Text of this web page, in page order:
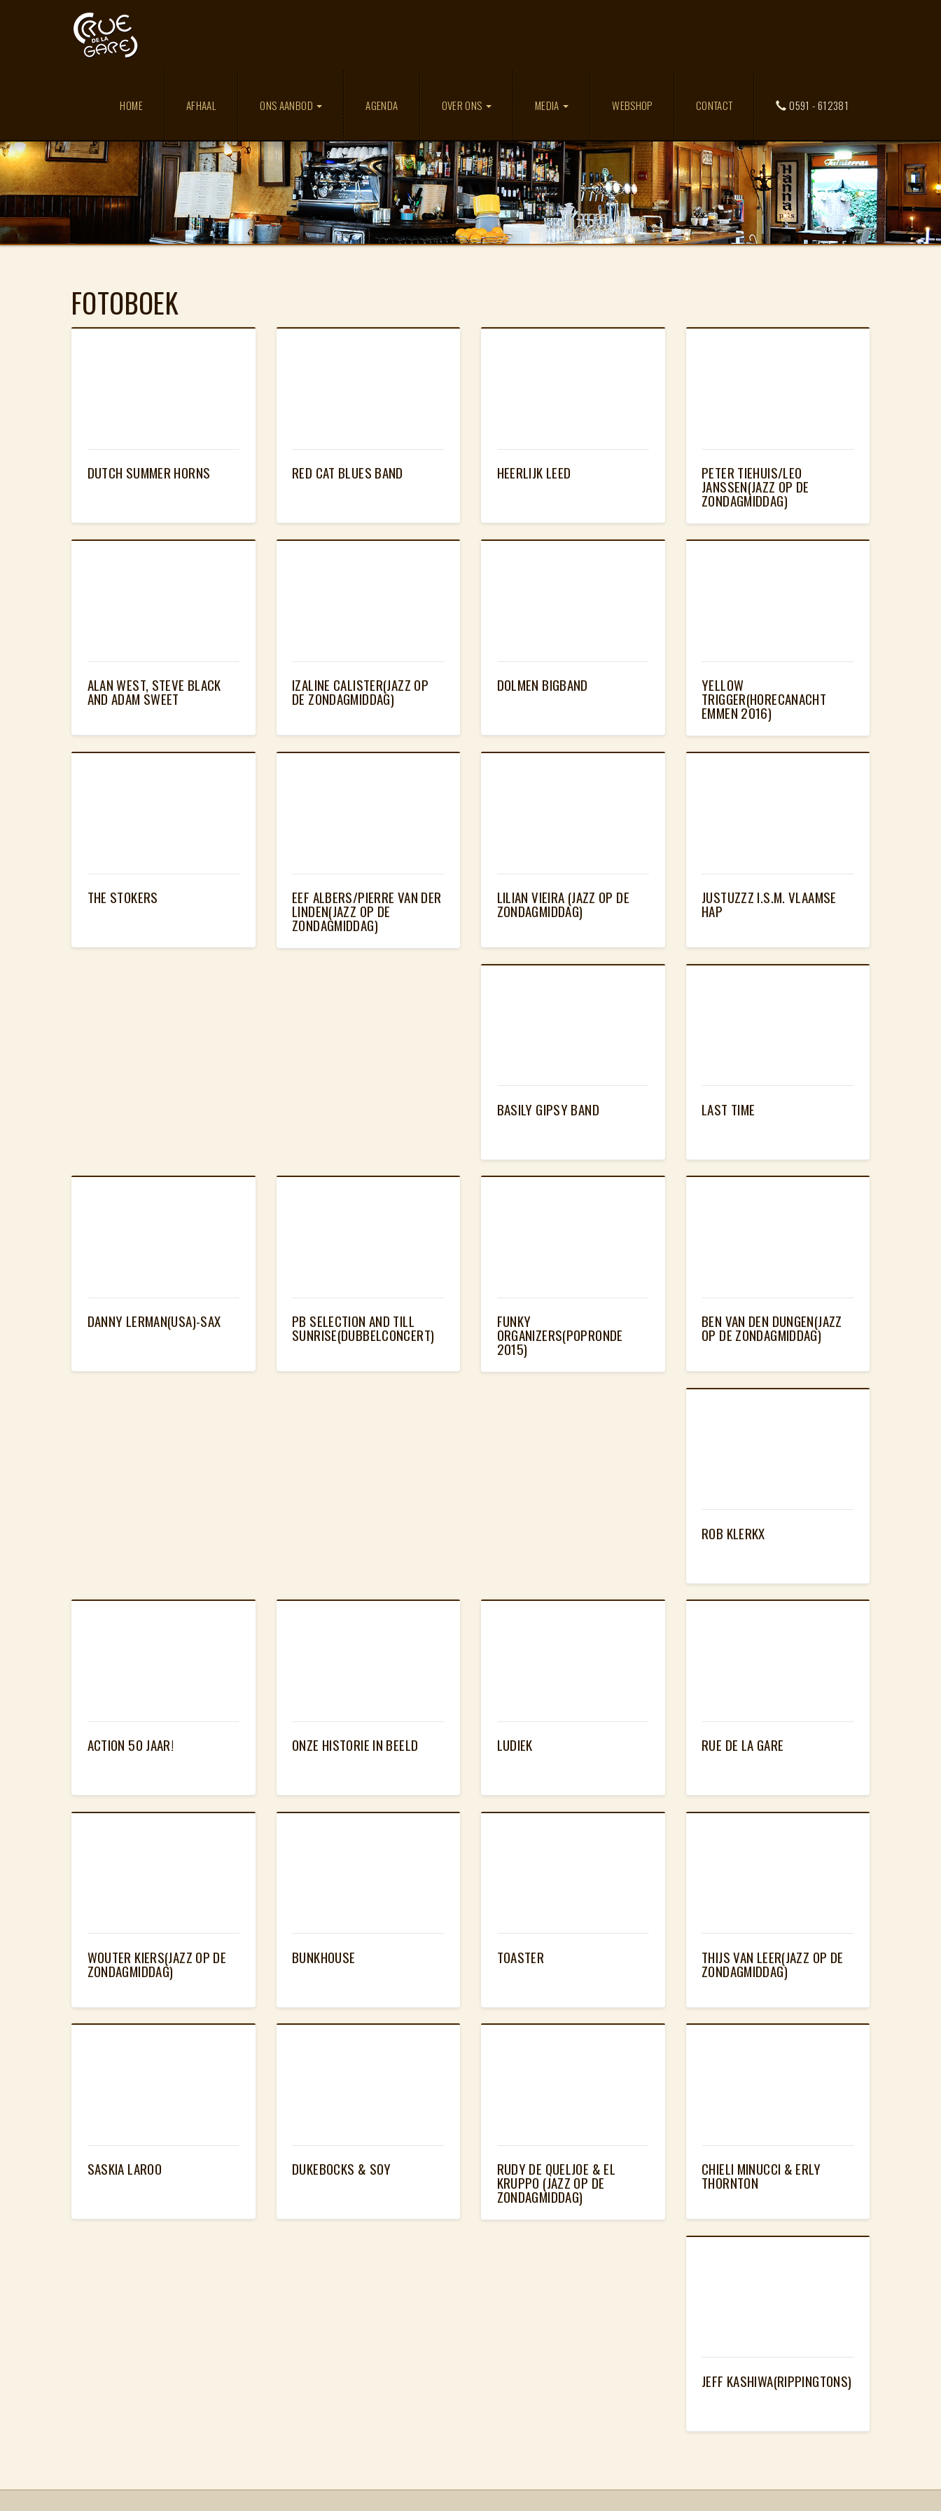
HOME AFHAAL ONS AANBOD AGENDA OVER ONS MEDIA WEBSHOP CONTACT 0591 - 612381
FOTOBOEK
DUTCH SUMMER HORNS RED CAT BLUES BAND HEERLIJK LEED PETER TIEHUIS/LEO
JANSSEN(JAZZ OP DE
ZONDAGMIDDAG)
ALAN WEST, STEVE BLACK
AND ADAM SWEET
IZALINE CALISTER(JAZZ OP
DE ZONDAGMIDDAG)
DOLMEN BIGBAND YELLOW
TRIGGER(HORECANACHT
EMMEN 2016)
THE STOKERS EEF ALBERS/PIERRE VAN DER
LINDEN(JAZZ OP DE
ZONDAGMIDDAG)
LILIAN VIEIRA (JAZZ OP DE
ZONDAGMIDDAG)
JUSTUZZZ I.S.M. VLAAMSE
HAP
BASILY GIPSY BAND LAST TIME
DANNY LERMAN(USA)-SAX PB SELECTION AND TILL
SUNRISE(DUBBELCONCERT)
FUNKY
ORGANIZERS(POPRONDE
2015)
BEN VAN DEN DUNGEN(JAZZ
OP DE ZONDAGMIDDAG)
ROB KLERKX
ACTION 50 JAAR! ONZE HISTORIE IN BEELD LUDIEK RUE DE LA GARE
WOUTER KIERS(JAZZ OP DE
ZONDAGMIDDAG)
BUNKHOUSE TOASTER THIJS VAN LEER(JAZZ OP DE
ZONDAGMIDDAG)
SASKIA LAROO DUKEBOCKS & SOY RUDY DE QUELJOE & EL
KRUPPO (JAZZ OP DE
ZONDAGMIDDAG)
CHIELI MINUCCI & ERLY
THORNTON
JEFF KASHIWA(RIPPINGTONS)